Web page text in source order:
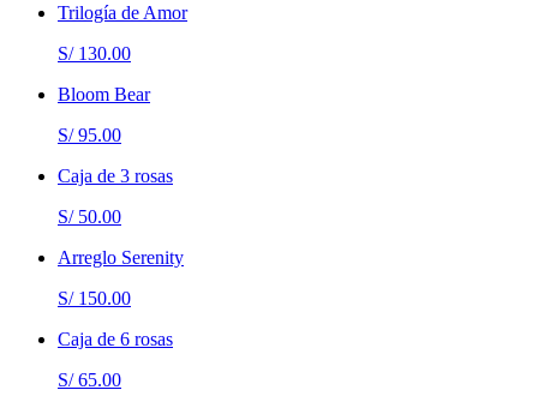
Trilogía de Amor
S/ 130.00
Bloom Bear
S/ 95.00
Caja de 3 rosas
S/ 50.00
Arreglo Serenity
S/ 150.00
Caja de 6 rosas
S/ 65.00